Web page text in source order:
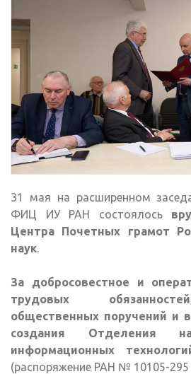
31 мая на расширенном
ФИЦ ИУ РАН состоялось
Центра Почетных грамот
наук.
За добросовестное и
трудовых
общественных поручений и
создания Отделения
информационных
(распоряжение РАН № 10105-295